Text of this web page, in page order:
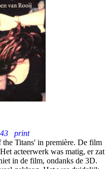
print
Titans' in première. De film
acteerwerk was matig, er zat
in de film, ondanks de 3D.